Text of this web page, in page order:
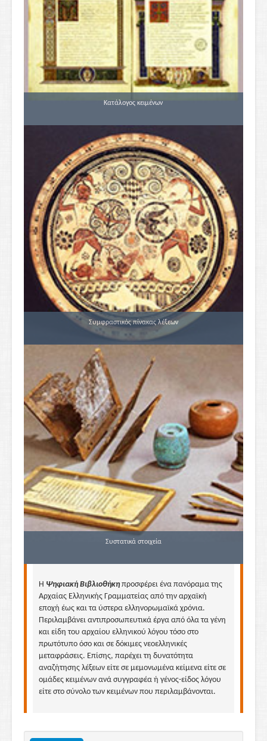
Κατάλογος κειμένων
Συμφραστικός πίνακας λέξεων
Συστατικά στοιχεία
Η Ψηφιακή Βιβλιοθήκη προσφέρει ένα πανόραμα της
Αρχαίας Ελληνικής Γραμματείας από την αρχαϊκή
εποχή έως και τα ύστερα ελληνορωμαϊκά χρόνια.
Περιλαμβάνει αντιπροσω­πευ­τικά έργα από όλα τα γένη
και είδη του αρχαίου ελληνικού λόγου τόσο στο
πρωτότυπο όσο και σε δόκιμες νεοελληνικές
μεταφράσεις. Επίσης, παρέχει τη δυνατότητα
αναζήτησης λέξεων είτε σε μεμονωμένα κείμενα είτε σε
ομάδες κειμένων ανά συγγραφέα ή γένος-είδος λόγου
είτε στο σύνολο των κειμένων που περιλαμβάνονται.